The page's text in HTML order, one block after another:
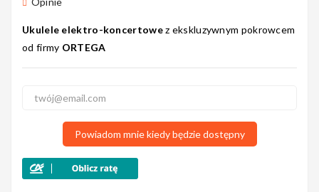
Dla Dzieci
Akcesoria
Ukulele elektro-koncertowez ekskluzywnym pokrowcem
od firmy ORTEGA
Powiadom mnie kiedy będzie dostępny